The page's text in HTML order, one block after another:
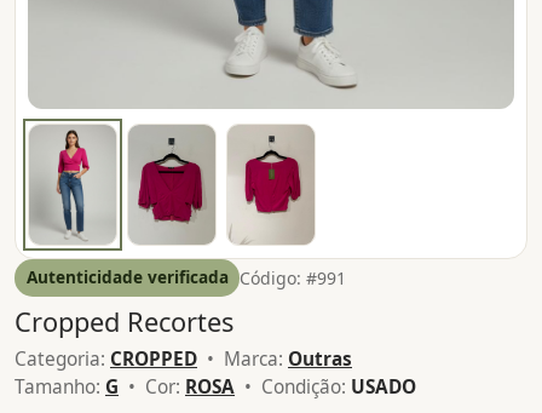
Autenticidade verificada Código: #991
Cropped Recortes
Categoria: CROPPED • Marca: Outras
Tamanho: G • Cor: ROSA • Condição: USADO